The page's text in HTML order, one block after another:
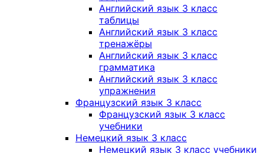
Английский язык 3 класс
таблицы
Английский язык 3 класс
тренажёры
Английский язык 3 класс
грамматика
Английский язык 3 класс
упражнения
Французский язык 3 класс
Французский язык 3 класс
учебники
Немецкий язык 3 класс
Немецкий язык 3 класс учебники